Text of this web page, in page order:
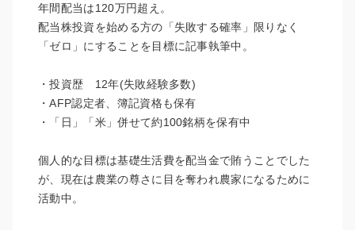
年間配当は120万円超え。
配当株投資を始める方の「失敗する確率」限りなく
「ゼロ」にすることを目標に記事執筆中。
・投資歴 12年(失敗経験多数)
・AFP認定者、簿記資格も保有
・「日」「米」併せて約100銘柄を保有中
個人的な目標は基礎生活費を配当金で賄うことでした
が、現在は農業の尊さに目を奪われ農家になるために
活動中。